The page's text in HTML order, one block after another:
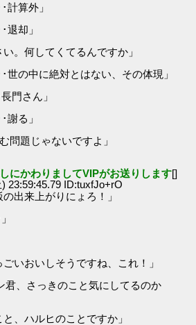
計算外」
退却」
。何してくてるんですか」
世の中に絶対とはない、その体現」
門さん」
謝る」
問題じゃないですよ」
にかわりましてVIPがお送りします[]
23:59:45.79 ID:tuxfJo+rO
出来上がりにょろ！」
いおいしそうですね、これ！」
君、さっきのこと気にしてるのか
、ハルヒのことですか」